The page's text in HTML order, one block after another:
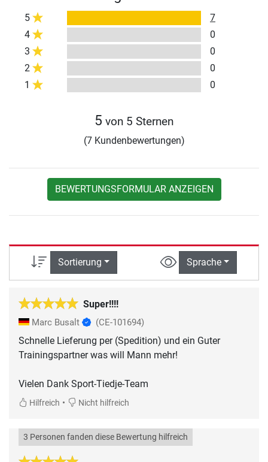
5
7
4
0
3
0
2
0
1
0
5 von 5 Sternen
(7 Kundenbewertungen)
BEWERTUNGSFORMULAR ANZEIGEN
Sortierung Sprache
Super!!!!
Marc Busalt (CE-101694)
Schnelle Lieferung per (Spedition) und ein Guter
Trainingspartner was will Mann mehr!
Hilfreich • Nicht hilfreich
3 Personen fanden diese Bewertung hilfreich